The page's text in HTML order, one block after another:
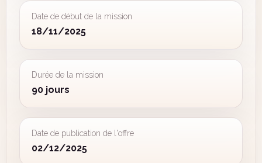
Date de début de la mission
18/11/2025
Durée de la mission
90 jours
Date de publication de l'offre
02/12/2025